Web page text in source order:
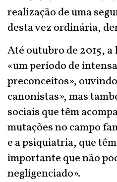
realização de uma
desta vez ordinária,
Até outubro de 2015,
«um período de
preconceitos»,
canonistas», mas
sociais que têm
mutações no campo
e a psiquiatria, que
importante que não
negligenciado».